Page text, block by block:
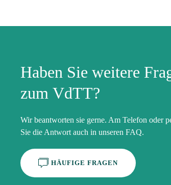
Haben Sie weitere
zum VdTT?
Wir beantworten sie gerne. Am Telefon oder
Sie die Antwort auch in unseren FAQ.
HÄUFIGE FRAGEN